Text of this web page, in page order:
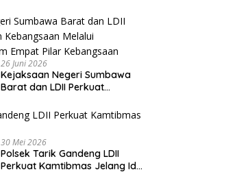
Kiblat
26 Juni 2026
Kejaksaan Negeri Sumbawa
Barat dan LDII Perkuat
Penyuluhan Hukum Empat Pilar
Kebangsaan
30 Mei 2026
Polsek Tarik Gandeng LDII
Perkuat Kamtibmas Jelang Idul